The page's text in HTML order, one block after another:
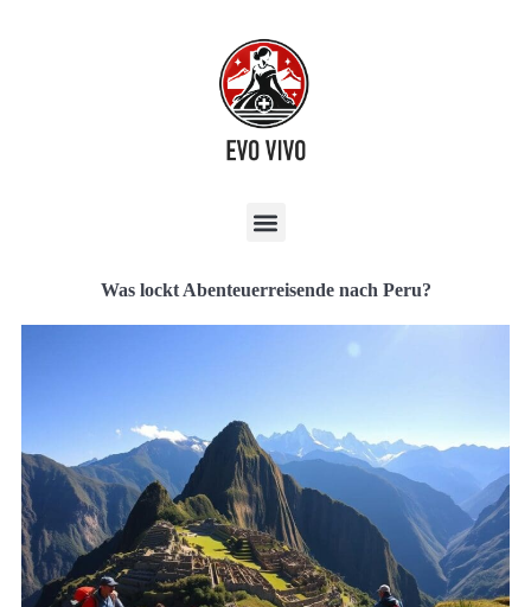
Was lockt Abenteuerreisende nach Peru?